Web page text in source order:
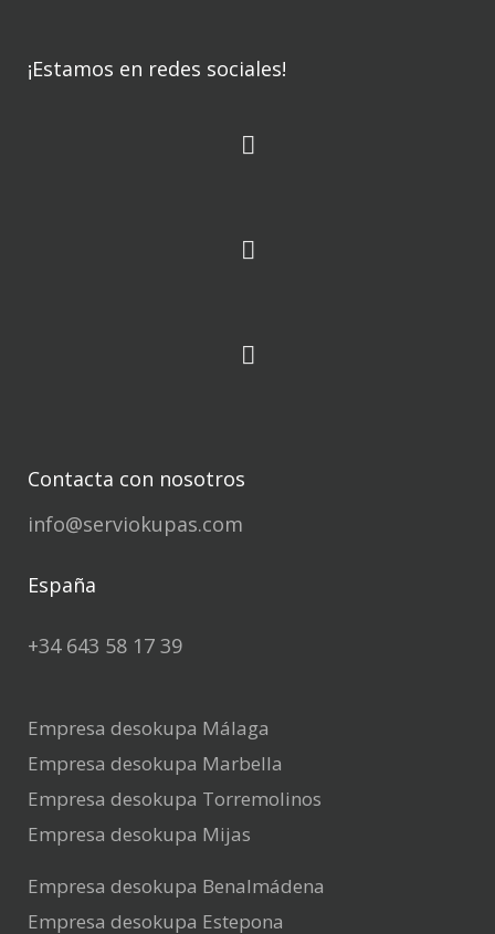
¡Estamos en redes sociales!
Contacta con nosotros
info@serviokupas.com
España
+34 643 58 17 39
Empresa desokupa Málaga
Empresa desokupa Marbella
Empresa desokupa Torremolinos
Empresa desokupa Mijas
Empresa desokupa Benalmádena
Empresa desokupa Estepona